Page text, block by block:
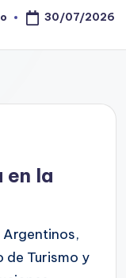
30/07/2026
en la
Argentinos,
de Turismo y